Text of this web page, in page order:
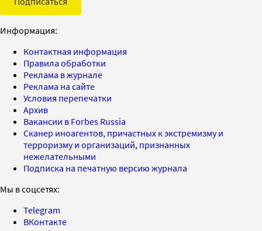
Информация:
Контактная информация
Правила обработки
Реклама в журнале
Реклама на сайте
Условия перепечатки
Архив
Вакансии в Forbes Russia
Сканер иноагентов, причастных к экстремизму и
терроризму и организаций, признанных
нежелательными
Подписка на печатную версию журнала
Мы в соцсетях:
Telegram
ВКонтакте